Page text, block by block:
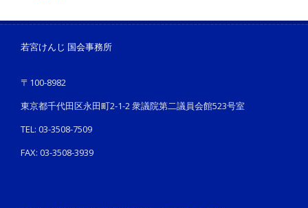
若宮けんじ 国会事務所
〒100-8982
東京都千代田区永田町2-1-2 衆議院第二議員会館523号室
TEL: 03-3508-7509
FAX: 03-3508-3939